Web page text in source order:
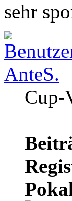
sehr
AnteS.
Cup-